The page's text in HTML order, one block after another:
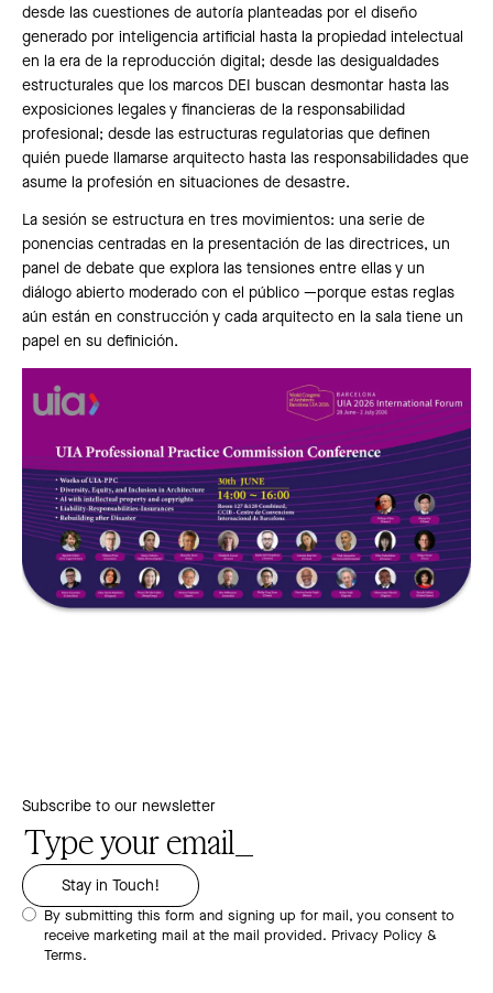
desde las cuestiones de autoría planteadas por el diseño
generado por inteligencia artificial hasta la propiedad intelectual
en la era de la reproducción digital; desde las desigualdades
estructurales que los marcos DEI buscan desmontar hasta las
exposiciones legales y financieras de la responsabilidad
profesional; desde las estructuras regulatorias que definen
quién puede llamarse arquitecto hasta las responsabilidades que
asume la profesión en situaciones de desastre.
La sesión se estructura en tres movimientos: una serie de
ponencias centradas en la presentación de las directrices, un
panel de debate que explora las tensiones entre ellas y un
diálogo abierto moderado con el público —porque estas reglas
aún están en construcción y cada arquitecto en la sala tiene un
papel en su definición.
Subscribe to our newsletter
By submitting this form and signing up for mail, you consent to
receive marketing mail at the mail provided. Privacy Policy &
Terms.